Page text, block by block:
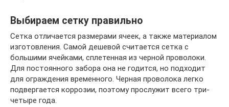
Выбираем сетку правильно
Сетка отличается размерами ячеек, а также материалом
изготовления. Самой дешевой считается сетка с
большими ячейками, сплетенная из черной проволоки.
Для постоянного забора она не годится, но подходит
для ограждения временного. Черная проволока легко
подвергается коррозии, поэтому прослужит всего три-
четыре года.